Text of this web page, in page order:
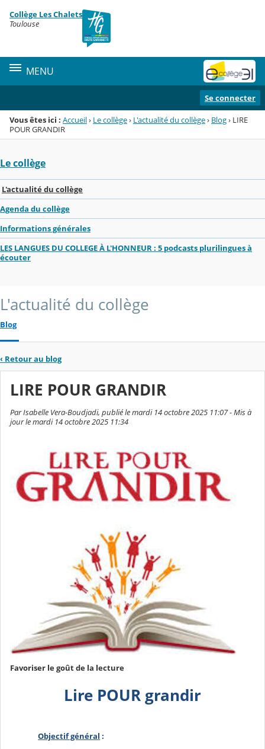
Menu de la rubrique
Contenu
Collège Les Chalets
Toulouse
MENU
Se connecter
Vous êtes ici : Accueil› Le collège› L'actualité du collège› Blog› LIRE
POUR GRANDIR
Le collège
L'actualité du collège
Agenda du collège
Informations générales
LES LANGUES DU COLLEGE À L'HONNEUR : 5 podcasts plurilingues à
écouter
L'actualité du collège
Blog
‹ Retour au blog
LIRE POUR GRANDIR
Par Isabelle Vera-Boudjadi, publié le mardi 14 octobre 2025 11:07 - Mis à
jour le mardi 14 octobre 2025 11:34
Favoriser le goût de la lecture
Lire POUR grandir
Objectif général :